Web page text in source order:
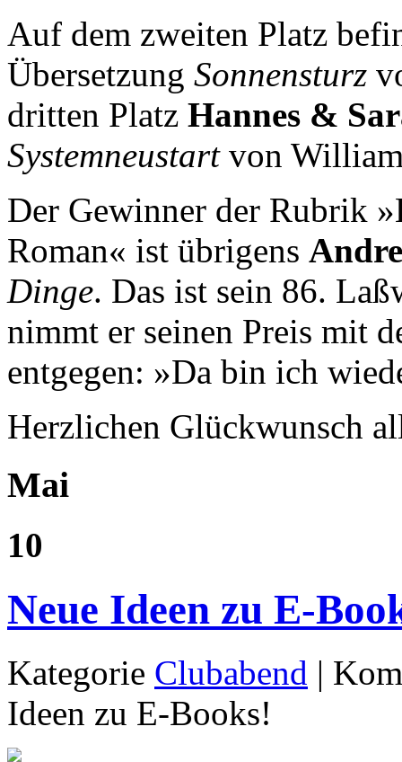
Auf dem zweiten Platz
Übersetzung Sonnensturz
dritten Platz Hannes &
Systemneustartvon
Der Gewinner der Rubrik
Roman« ist übrigens
Dinge. Das ist sein 86.
nimmt er seinen Preis mit
entgegen: »Da bin ich
Herzlichen Glückwunsch
Mai
10
Neue Ideen zu E-
Kategorie Clubabend |
Ideen zu E-Books!